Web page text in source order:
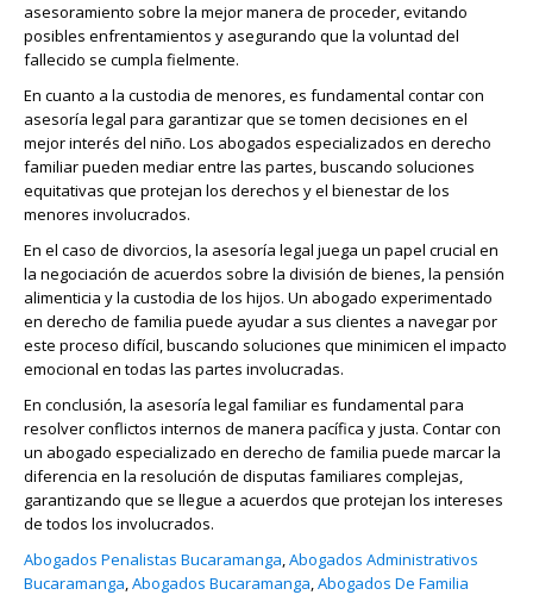
asesoramiento sobre la mejor manera de proceder, evitando
posibles enfrentamientos y asegurando que la voluntad del
fallecido se cumpla fielmente.
En cuanto a la custodia de menores, es fundamental contar con
asesoría legal para garantizar que se tomen decisiones en el
mejor interés del niño. Los abogados especializados en derecho
familiar pueden mediar entre las partes, buscando soluciones
equitativas que protejan los derechos y el bienestar de los
menores involucrados.
En el caso de divorcios, la asesoría legal juega un papel crucial en
la negociación de acuerdos sobre la división de bienes, la pensión
alimenticia y la custodia de los hijos. Un abogado experimentado
en derecho de familia puede ayudar a sus clientes a navegar por
este proceso difícil, buscando soluciones que minimicen el impacto
emocional en todas las partes involucradas.
En conclusión, la asesoría legal familiar es fundamental para
resolver conflictos internos de manera pacífica y justa. Contar con
un abogado especializado en derecho de familia puede marcar la
diferencia en la resolución de disputas familiares complejas,
garantizando que se llegue a acuerdos que protejan los intereses
de todos los involucrados.
Abogados Penalistas Bucaramanga,Abogados Administrativos
Bucaramanga,Abogados Bucaramanga,Abogados De Familia